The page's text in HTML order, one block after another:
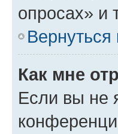
опросах» и
Вернуться
Как мне
Если вы не